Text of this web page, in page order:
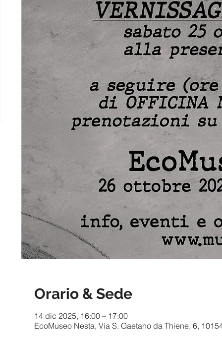
Orario & Sede
14 dic 2025, 16:00 – 17:00
EcoMuseo Nesta, Via S. Gaetano da Thiene, 6,